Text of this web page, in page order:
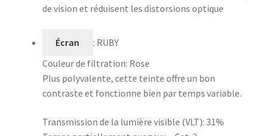
de vision et réduisent les distorsions optique
Écran : RUBY
Couleur de filtration: Rose
Plus polyvalente, cette teinte offre un bon
contraste et fonctionne bien par temps variable.
Transmission de la lumière visible (VLT): 31%